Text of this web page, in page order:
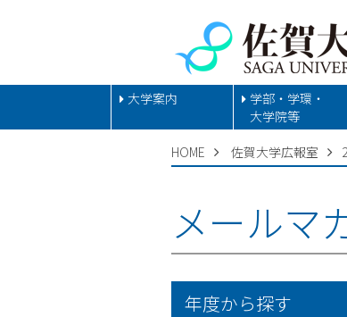
大学案内
学部・学環・
大学院等
HOME 佐賀大学広報室
メールマ
年度から探す